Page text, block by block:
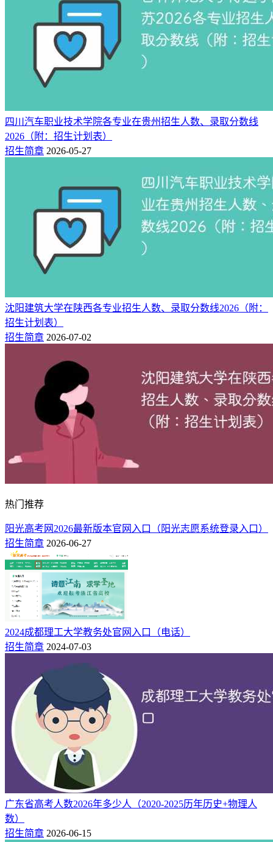
四川汽车职业技术学院各专业在贵州招生人数、录取分数线
2026（附：招生计划表）
招生简章 2026-05-27
沈阳建筑大学在陕西各专业招生人数、录取分数线2026（附：
招生计划表）
招生简章 2026-07-02
热门推荐
阳光高考网2026最新版本官网入口（阳光志愿系统登录入口）
招生简章 2026-06-27
​2024成都理工大学教务处官网入口（电话）
招生简章 2024-07-03
广东省高考人数2026年多少人（2020-2025历年历史+物理人
数）
招生简章 2026-06-15